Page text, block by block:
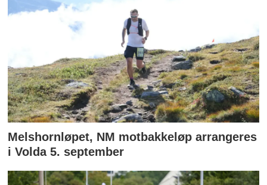
Melshornløpet, NM motbakkeløp arrangeres
i Volda 5. september